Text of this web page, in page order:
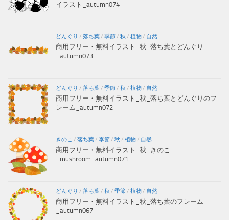
イラスト_autumn074
どんぐり / 落ち葉/ 季節/ 秋 / 植物/ 自然
商用フリー・無料イラスト_秋_落ち葉とどんぐり
_autumn073
どんぐり / 落ち葉/ 季節/ 秋 / 植物/ 自然
商用フリー・無料イラスト_秋_落ち葉とどんぐりのフ
レーム_autumn072
きのこ / 落ち葉/ 季節/ 秋 / 植物/ 自然
商用フリー・無料イラスト_秋_きのこ
_mushroom_autumn071
どんぐり / 落ち葉/ 秋 / 季節/ 植物/ 自然
商用フリー・無料イラスト_秋_落ち葉のフレーム
_autumn067